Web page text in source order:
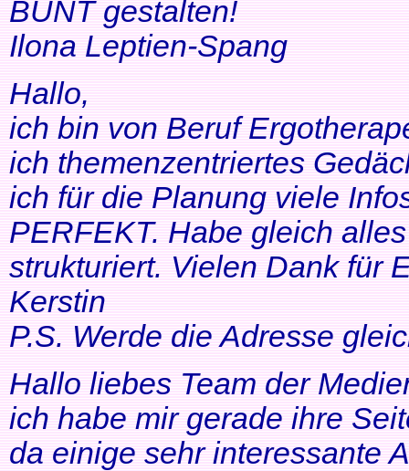
BUNT gestalten!
Ilona Leptien-Spang
Hallo,
ich bin von Beruf
ich themenzentriertes
ich für die Planung viele
PERFEKT. Habe gleich
strukturiert. Vielen Dank für
Kerstin
P.S. Werde die Adresse
Hallo liebes Team der
ich habe mir gerade ihre
da einige sehr interessante